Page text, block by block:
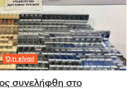
Ό,τι είναι!
συνελήφθη στο